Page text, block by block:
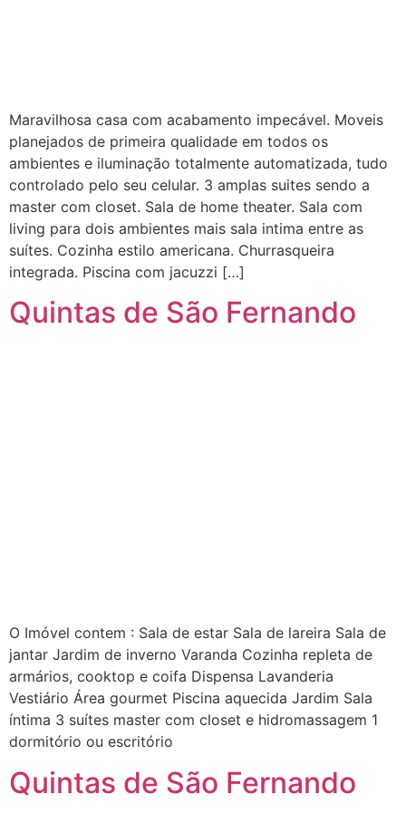
Maravilhosa casa com acabamento impecável. Moveis
planejados de primeira qualidade em todos os
ambientes e iluminação totalmente automatizada, tudo
controlado pelo seu celular. 3 amplas suites sendo a
master com closet. Sala de home theater. Sala com
living para dois ambientes mais sala intima entre as
suítes. Cozinha estilo americana. Churrasqueira
integrada. Piscina com jacuzzi […]
Quintas de São Fernando
O Imóvel contem : Sala de estar Sala de lareira Sala de
jantar Jardim de inverno Varanda Cozinha repleta de
armários, cooktop e coifa Dispensa Lavanderia
Vestiário Área gourmet Piscina aquecida Jardim Sala
íntima 3 suítes master com closet e hidromassagem 1
dormitório ou escritório
Quintas de São Fernando